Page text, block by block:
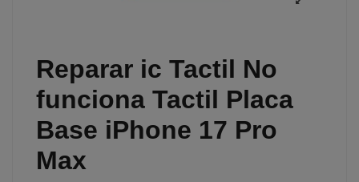
Reparar ic Tactil No
funciona Tactil Placa
Base iPhone 17 Pro
Max